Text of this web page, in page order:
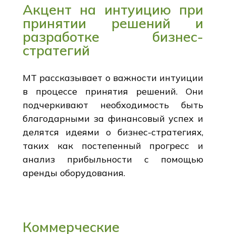
Акцент на интуицию при
принятии решений и
разработке бизнес-
стратегий
MT рассказывает о важности интуиции
в процессе принятия решений. Они
подчеркивают необходимость быть
благодарными за финансовый успех и
делятся идеями о бизнес-стратегиях,
таких как постепенный прогресс и
анализ прибыльности с помощью
аренды оборудования.
Коммерческие